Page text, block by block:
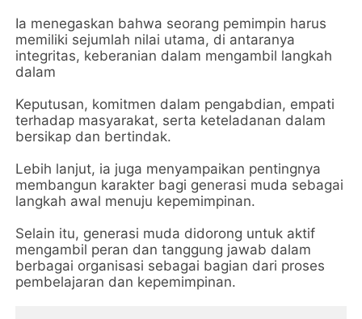
Ia menegaskan bahwa seorang pemimpin harus
memiliki sejumlah nilai utama, di antaranya
integritas, keberanian dalam mengambil langkah
dalam
Keputusan, komitmen dalam pengabdian, empati
terhadap masyarakat, serta keteladanan dalam
bersikap dan bertindak.
Lebih lanjut, ia juga menyampaikan pentingnya
membangun karakter bagi generasi muda sebagai
langkah awal menuju kepemimpinan.
Selain itu, generasi muda didorong untuk aktif
mengambil peran dan tanggung jawab dalam
berbagai organisasi sebagai bagian dari proses
pembelajaran dan kepemimpinan.